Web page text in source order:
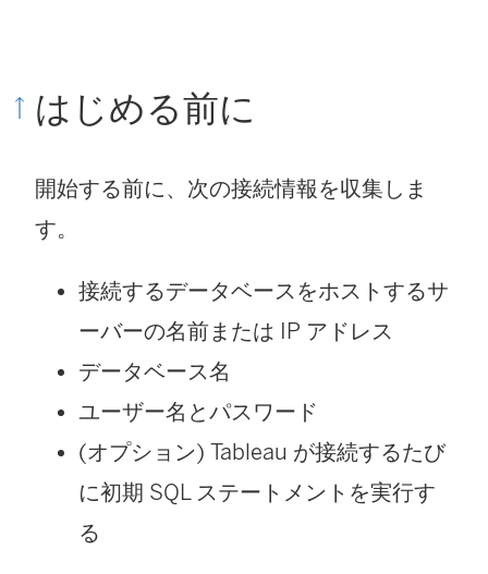
はじめる前に
開始する前に、次の接続情報を収集しま
す。
接続するデータベースをホストするサ
ーバーの名前または IP アドレス
データベース名
ユーザー名とパスワード
(オプション) Tableau が接続するたび
に初期 SQL ステートメントを実行す
る